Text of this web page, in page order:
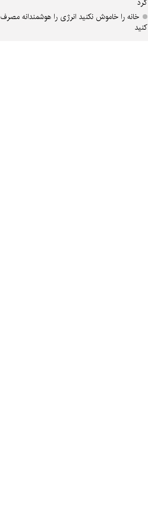
کرد
خانه را خاموش نکنید انرژی را هوشمندانه مصرف
کنید